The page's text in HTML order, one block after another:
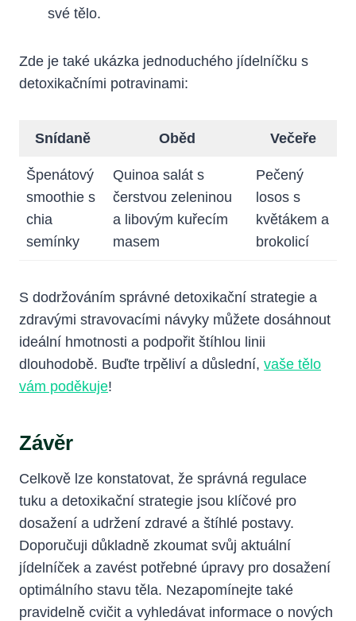
své tělo.
Zde je ‍také ukázka ⁢jednoduchého jídelníčku s
detoxikačními potravinami:
Snídaně Oběd Večeře
Špenátový
smoothie ⁢s
chia⁤
semínky
Quinoa salát s
čerstvou zeleninou
a ⁤libovým kuřecím
masem
Pečený
losos s
květákem a
brokolicí
S dodržováním správné detoxikační strategie a
zdravými stravovacími návyky můžete ⁤dosáhnout
ideální hmotnosti a podpořit štíhlou linii
dlouhodobě. Buďte trpěliví a důslední, vaše tělo
vám poděkuje!
Závěr
Celkově lze konstatovat,⁢ že⁤ správná regulace
tuku a detoxikační strategie jsou klíčové pro
dosažení a udržení zdravé a štíhlé postavy.
Doporučuji důkladně zkoumat svůj aktuální
jídelníček a zavést potřebné úpravy ​pro dosažení
optimálního stavu ​těla. Nezapomínejte také
pravidelně cvičit a vyhledávat informace o nových